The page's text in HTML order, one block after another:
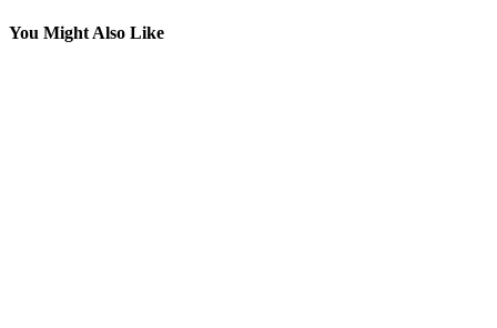
You Might Also Like